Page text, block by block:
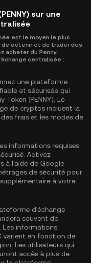
sur une
est le moyen le plus
détenir et de trader des
acheter du Penny
centralisée :
une plateforme
et sécurisée qui
Token (PENNY). Le
de cryptos incluent la
frais et les modes de
informations requises
Activez
à l'aide de Google
de sécurité pour
à votre
d'échange
souvent de
Les informations
varient en fonction de
Les utilisateurs qui
accès à plus de